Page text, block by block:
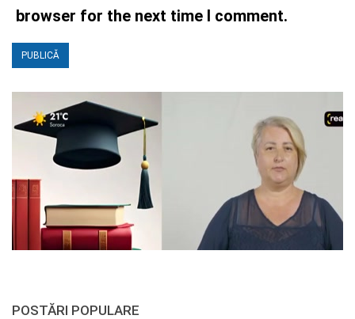
browser for the next time I comment.
POSTĂRI POPULARE